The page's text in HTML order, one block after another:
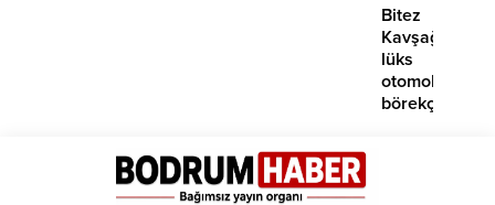
Bitez
Kavşağı’nda
lüks
otomobil
börekçiye